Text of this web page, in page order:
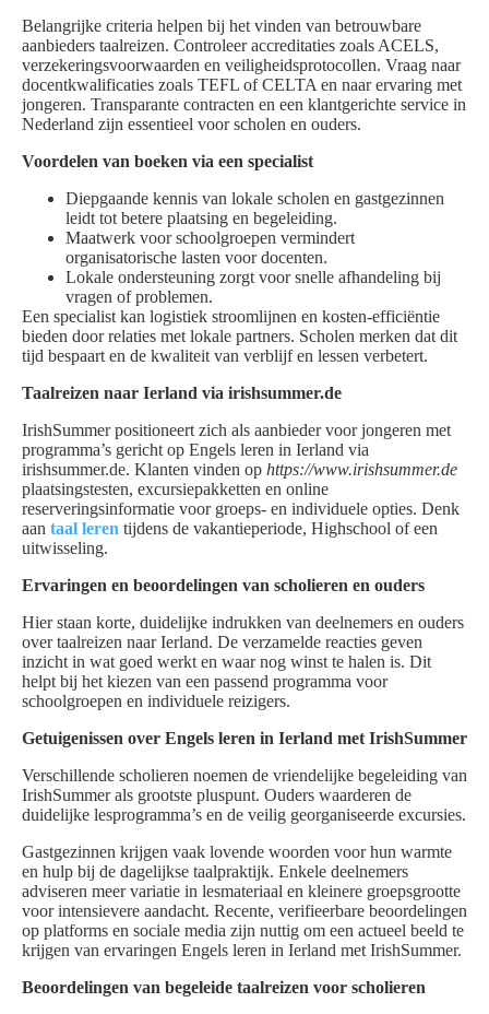
Belangrijke criteria helpen bij het vinden van betrouwbare
aanbieders taalreizen. Controleer accreditaties zoals ACELS,
verzekeringsvoorwaarden en veiligheidsprotocollen. Vraag naar
docentkwalificaties zoals TEFL of CELTA en naar ervaring met
jongeren. Transparante contracten en een klantgerichte service in
Nederland zijn essentieel voor scholen en ouders.
Voordelen van boeken via een specialist
Diepgaande kennis van lokale scholen en gastgezinnen
leidt tot betere plaatsing en begeleiding.
Maatwerk voor schoolgroepen vermindert
organisatorische lasten voor docenten.
Lokale ondersteuning zorgt voor snelle afhandeling bij
vragen of problemen.
Een specialist kan logistiek stroomlijnen en kosten-efficiëntie
bieden door relaties met lokale partners. Scholen merken dat dit
tijd bespaart en de kwaliteit van verblijf en lessen verbetert.
Taalreizen naar Ierland via irishsummer.de
IrishSummer positioneert zich als aanbieder voor jongeren met
programma’s gericht op Engels leren in Ierland via
irishsummer.de. Klanten vinden op https://www.irishsummer.de
plaatsingstesten, excursiepakketten en online
reserveringsinformatie voor groeps- en individuele opties. Denk
aan taal leren tijdens de vakantieperiode, Highschool of een
uitwisseling.
Ervaringen en beoordelingen van scholieren en ouders
Hier staan korte, duidelijke indrukken van deelnemers en ouders
over taalreizen naar Ierland. De verzamelde reacties geven
inzicht in wat goed werkt en waar nog winst te halen is. Dit
helpt bij het kiezen van een passend programma voor
schoolgroepen en individuele reizigers.
Getuigenissen over Engels leren in Ierland met IrishSummer
Verschillende scholieren noemen de vriendelijke begeleiding van
IrishSummer als grootste pluspunt. Ouders waarderen de
duidelijke lesprogramma’s en de veilig georganiseerde excursies.
Gastgezinnen krijgen vaak lovende woorden voor hun warmte
en hulp bij de dagelijkse taalpraktijk. Enkele deelnemers
adviseren meer variatie in lesmateriaal en kleinere groepsgrootte
voor intensievere aandacht. Recente, verifieerbare beoordelingen
op platforms en sociale media zijn nuttig om een actueel beeld te
krijgen van ervaringen Engels leren in Ierland met IrishSummer.
Beoordelingen van begeleide taalreizen voor scholieren